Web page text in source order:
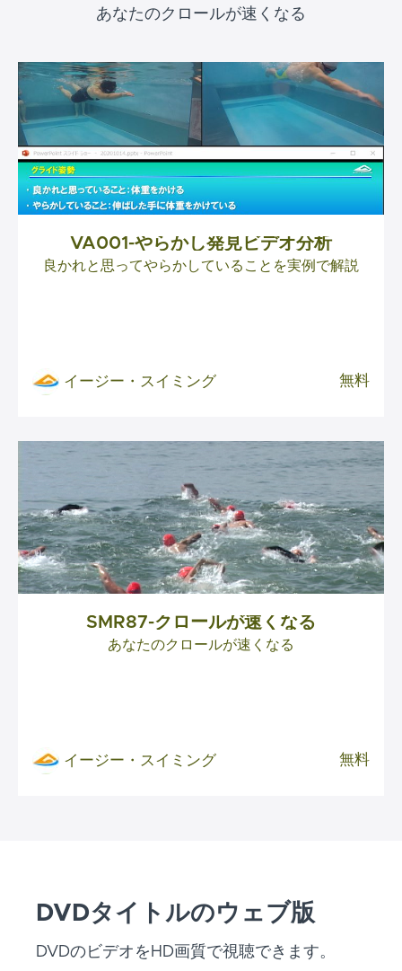
あなたのクロールが速くなる
VA001-やらかし発見ビデオ分析
良かれと思ってやらかしていることを実例で解説
イージー・スイミング 無料
SMR87-クロールが速くなる
あなたのクロールが速くなる
イージー・スイミング 無料
DVDタイトルのウェブ版
DVDのビデオをHD画質で視聴できます。